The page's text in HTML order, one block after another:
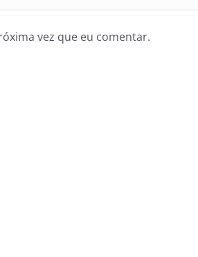
vez que eu comentar.